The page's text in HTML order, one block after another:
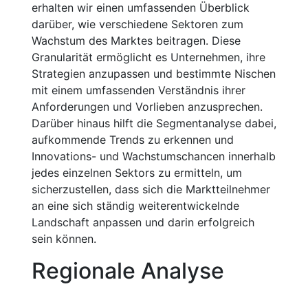
erhalten wir einen umfassenden Überblick
darüber, wie verschiedene Sektoren zum
Wachstum des Marktes beitragen. Diese
Granularität ermöglicht es Unternehmen, ihre
Strategien anzupassen und bestimmte Nischen
mit einem umfassenden Verständnis ihrer
Anforderungen und Vorlieben anzusprechen.
Darüber hinaus hilft die Segmentanalyse dabei,
aufkommende Trends zu erkennen und
Innovations- und Wachstumschancen innerhalb
jedes einzelnen Sektors zu ermitteln, um
sicherzustellen, dass sich die Marktteilnehmer
an eine sich ständig weiterentwickelnde
Landschaft anpassen und darin erfolgreich
sein können.
Regionale Analyse